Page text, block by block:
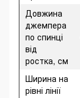
Довжина
джемпера
по спинці
від
ростка, см
Ширина на
рівні лінії